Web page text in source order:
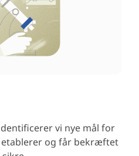
vi nye mål for
og får bekræftet